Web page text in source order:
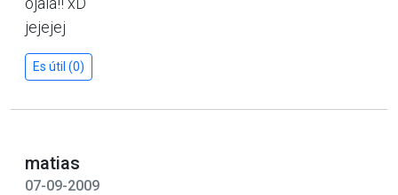
jejejej
Es útil (0)
matias
07-09-2009